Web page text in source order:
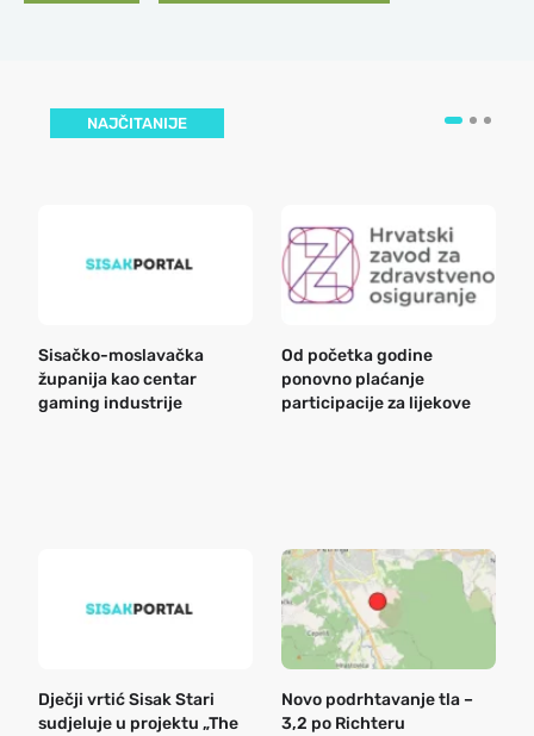
NAJČITANIJE
Sisačko-moslavačka
županija kao centar
gaming industrije
Od početka godine
ponovno plaćanje
participacije za lijekove
Dječji vrtić Sisak Stari
sudjeluje u projektu „The
Novo podrhtavanje tla –
3,2 po Richteru